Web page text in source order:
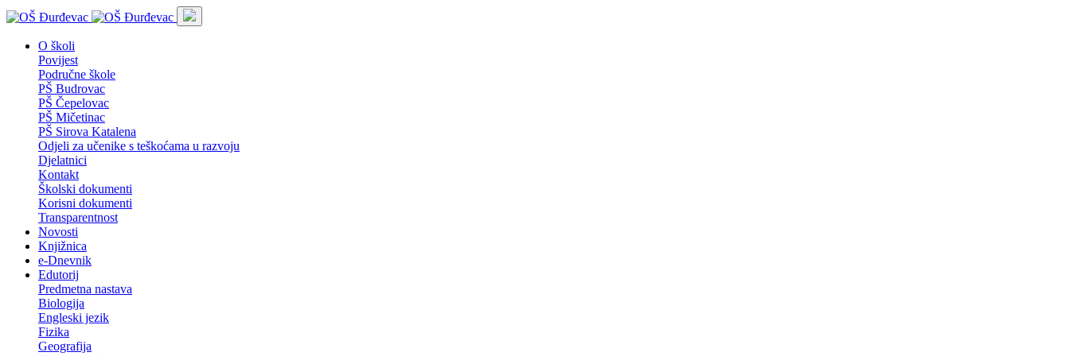
O školi
Povijest
Područne škole
PŠ Budrovac
PŠ Čepelovac
PŠ Mičetinac
PŠ Sirova Katalena
Odjeli za učenike s teškoćama u razvoju
Djelatnici
Kontakt
Školski dokumenti
Korisni dokumenti
Transparentnost
Novosti
Knjižnica
e-Dnevnik
Edutorij
Predmetna nastava
Biologija
Engleski jezik
Fizika
Geografija